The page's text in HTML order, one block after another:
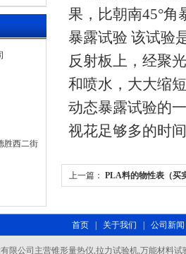
胜西二街
果，比朝南45°角
暴露试验 该试验
反射板上，经聚
和喷水，大大缩
动态暴露试验的
视花足够多的时
上一篇： PLA料的物性表（买
首页| 关于我们 公司新闻
限公司主营锥形量热仪,拉力试验机,万能材料